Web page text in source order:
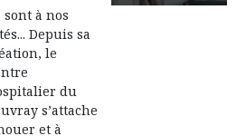
sont à nos
Depuis sa
le
du
s’attache
et à